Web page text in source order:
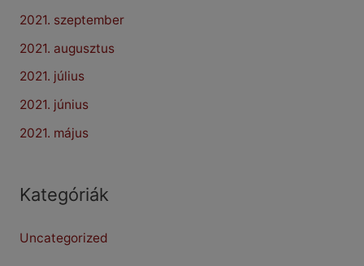
2021. szeptember
2021. augusztus
2021. július
2021. június
2021. május
Kategóriák
Uncategorized